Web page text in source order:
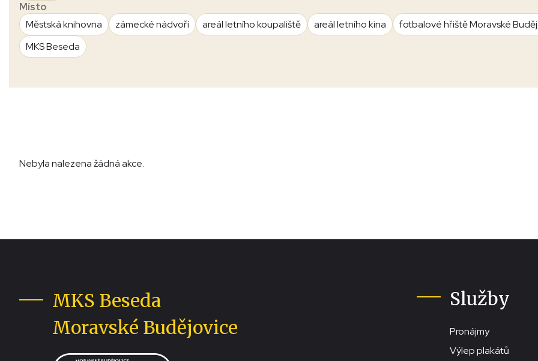
Místo
Městská knihovna
zámecké nádvoří areál letního koupaliště areál letního kina
fotbalové hřiště Moravské
MKS Beseda
Nebyla nalezena žádná akce.
MKS Beseda
Moravské Budějovice
Služby
Pronájmy
Výlep plakátů